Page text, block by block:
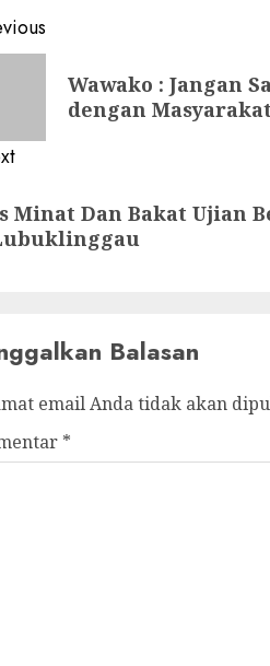
Wawako : Jangan
dengan Masyarakat
Minat Dan Bakat Ujian
Balasan
email Anda tidak akan
*